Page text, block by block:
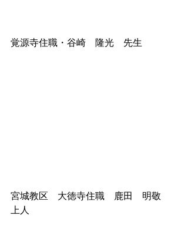
覚源寺住職・谷崎　隆光　先生
宮城教区　大徳寺住職　鹿田　明敬
上人